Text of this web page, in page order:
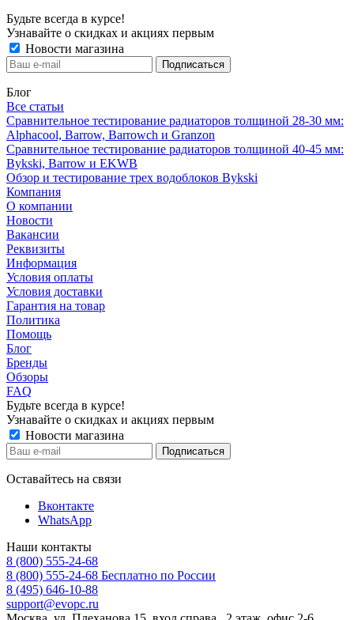
Будьте всегда в курсе!
Узнавайте о скидках и акциях первым
Новости магазина
Блог
Все статьи
Сравнительное тестирование радиаторов толщиной 28-30 мм:
Alphacool, Barrow, Barrowch и Granzon
Сравнительное тестирование радиаторов толщиной 40-45 мм:
Bykski, Barrow и EKWB
Обзор и тестирование трех водоблоков Bykski
Компания
О компании
Новости
Вакансии
Реквизиты
Информация
Условия оплаты
Условия доставки
Гарантия на товар
Политика
Помощь
Блог
Бренды
Обзоры
FAQ
Будьте всегда в курсе!
Узнавайте о скидках и акциях первым
Новости магазина
Оставайтесь на связи
Вконтакте
WhatsApp
Наши контакты
8 (800) 555-24-68
8 (800) 555-24-68 Бесплатно по России
8 (495) 646-10-88
support@evopc.ru